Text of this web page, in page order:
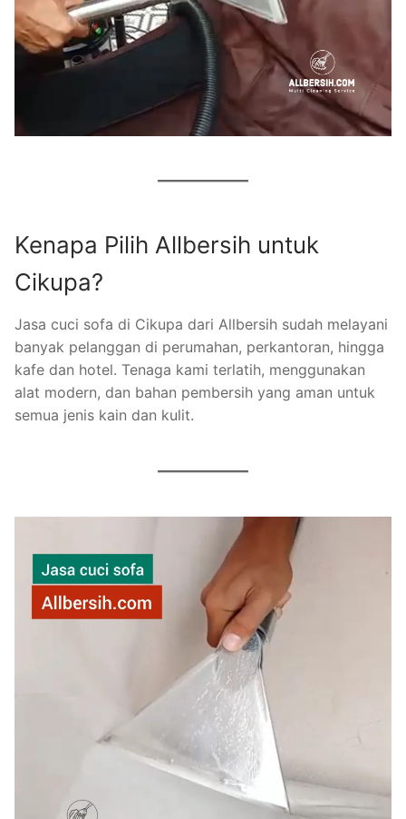
Kenapa Pilih Allbersih untuk
Cikupa?
Jasa cuci sofa di Cikupa dari Allbersih sudah melayani
banyak pelanggan di perumahan, perkantoran, hingga
kafe dan hotel. Tenaga kami terlatih, menggunakan
alat modern, dan bahan pembersih yang aman untuk
semua jenis kain dan kulit.